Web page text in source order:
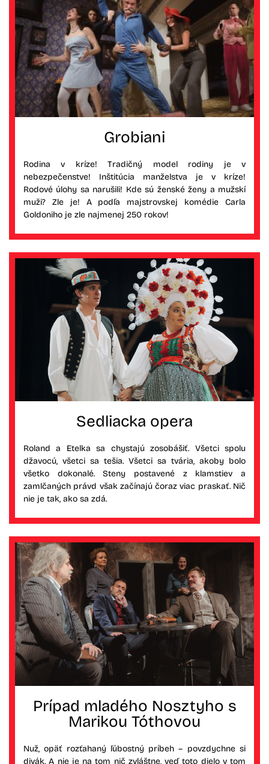
Grobiani
Rodina v kríze! Tradičný model rodiny je v
nebezpečenstve! Inštitúcia manželstva je v kríze!
Rodové úlohy sa narušili! Kde sú ženské ženy a mužskí
muži? Zle je! A podľa majstrovskej komédie Carla
Goldoniho je zle najmenej 250 rokov!
Sedliacka opera
Roland a Etelka sa chystajú zosobášiť. Všetci spolu
džavocú, všetci sa tešia. Všetci sa tvária, akoby bolo
všetko dokonalé. Steny postavené z klamstiev a
zamlčaných právd však začínajú čoraz viac praskať. Nič
nie je tak, ako sa zdá.
Prípad mladého Nosztyho s
Marikou Tóthovou
Nuž, opäť rozťahaný ľúbostný príbeh – povzdychne si
divák. A nie je na tom nič zvláštne, veď toto dielo v tom